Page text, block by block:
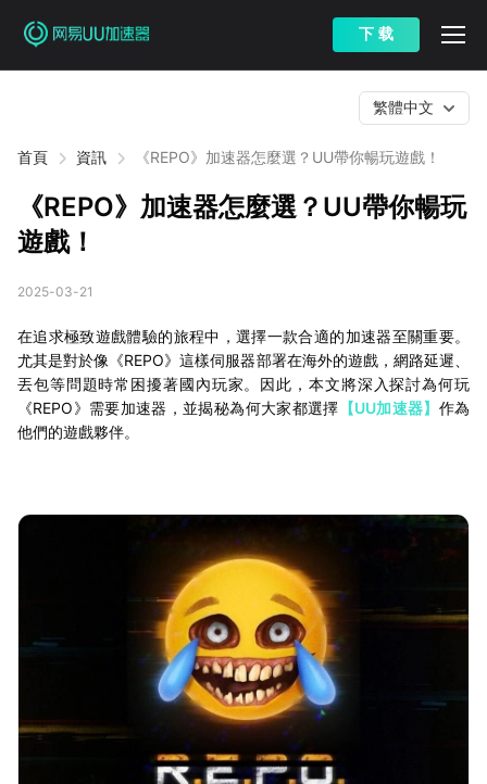
下 载
首頁 資訊 《REPO》加速器怎麼選？UU帶你暢玩遊戲！
繁體中文
《REPO》加速器怎麼選？UU帶你暢玩
遊戲！
2025-03-21
在追求極致遊戲體驗的旅程中，選擇一款合適的加速器至關重要。
尤其是對於像《REPO》這樣伺服器部署在海外的遊戲，網路延遲、
丟包等問題時常困擾著國內玩家。因此，本文將深入探討為何玩
《REPO》需要加速器，並揭秘為何大家都選擇 【UU加速器】 作為
他們的遊戲夥伴。